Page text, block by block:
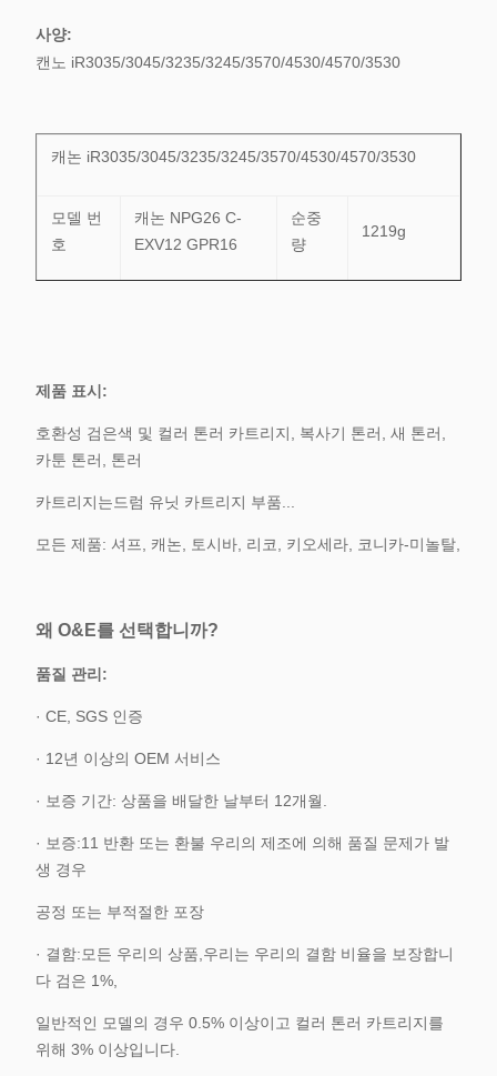
사양:
캔노 iR3035/3045/3235/3245/3570/4530/4570/3530
캐논 iR3035/3045/3235/3245/3570/4530/4570/3530
모델 번
호
캐논 NPG26 C-
EXV12 GPR16
순중
량
1219g
율
제품 표시:
호환성 검은색 및 컬러 톤러 카트리지, 복사기 톤러, 새 톤러,
카툰 톤러, 톤러
카트리지는드럼 유닛 카트리지 부품...
모든 제품: 셔프, 캐논, 토시바, 리코, 키오세라, 코니카-미놀탈,
왜 O&E를 선택합니까?
품질 관리:
· CE, SGS 인증
· 12년 이상의 OEM 서비스
· 보증 기간: 상품을 배달한 날부터 12개월.
· 보증:11 반환 또는 환불 우리의 제조에 의해 품질 문제가 발
생 경우
공정 또는 부적절한 포장
· 결함:모든 우리의 상품,우리는 우리의 결함 비율을 보장합니
다 검은 1%,
일반적인 모델의 경우 0.5% 이상이고 컬러 톤러 카트리지를
위해 3% 이상입니다.